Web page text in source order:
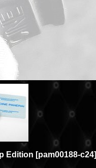
Edition [pam00188-c24]